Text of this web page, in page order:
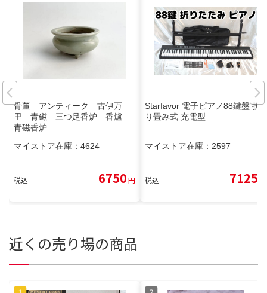
骨董 アンティーク 古伊万
里 青磁 三つ足香炉 香爐
青磁香炉
マイストア在庫： 4624
税込 6750円
Starfavor 電子ピアノ88鍵盤 折
り畳み式 充電型
マイストア在庫： 2597
税込 7125
近くの売り場の商品